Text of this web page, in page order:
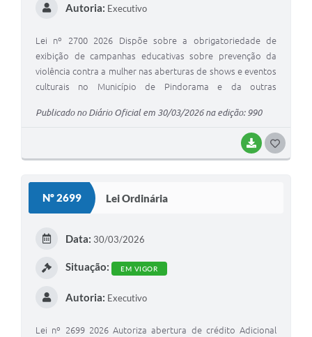
BAIXAR
Autoria: Executivo
Lei nº 2700 2026 Dispõe sobre a obrigatoriedade de
exibição de campanhas educativas sobre prevenção da
violência contra a mulher nas aberturas de shows e eventos
culturais no Município de Pindorama e da outras
Publicado no Diário Oficial em 30/03/2026 na edição: 990
Nº 2699 Lei Ordinária
Data: 30/03/2026
Situação: EM VIGOR
Autoria: Executivo
Lei nº 2699 2026 Autoriza abertura de crédito Adicional